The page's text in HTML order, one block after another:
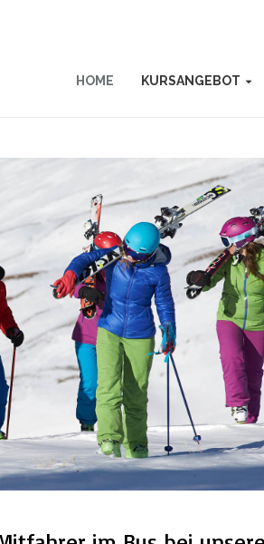
HOME KURSANGEBOT
KINDERGARTEN
KINDER & JUGEND
ERWACHSENE
SNOWBOARD
PRIVAT &